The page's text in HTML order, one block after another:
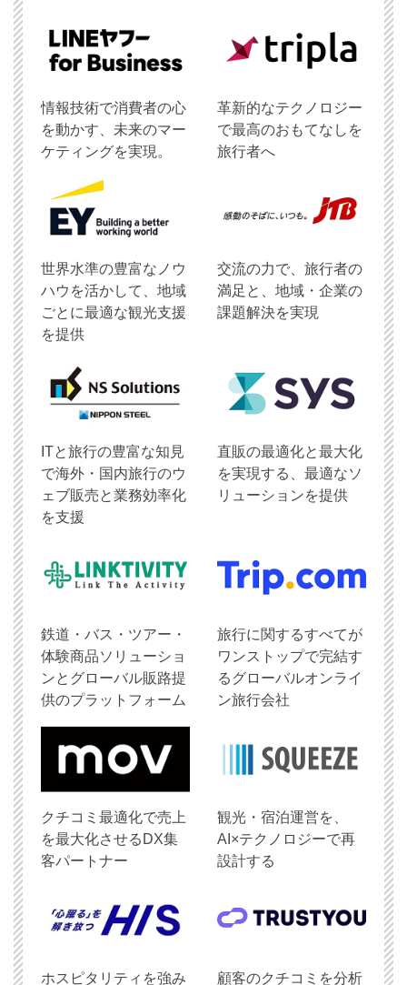
情報技術で消費者の心
を動かす、未来のマー
ケティングを実現。
革新的なテクノロジー
で最高のおもてなしを
旅行者へ
世界水準の豊富なノウ
ハウを活かして、地域
ごとに最適な観光支援
を提供
交流の力で、旅行者の
満足と、地域・企業の
課題解決を実現
ITと旅行の豊富な知見
で海外・国内旅行のウ
ェブ販売と業務効率化
を支援
直販の最適化と最大化
を実現する、最適なソ
リューションを提供
鉄道・バス・ツアー・
体験商品ソリューショ
ンとグローバル販路提
供のプラットフォーム
旅行に関するすべてが
ワンストップで完結す
るグローバルオンライ
ン旅行会社
クチコミ最適化で売上
を最大化させるDX集
客パートナー
観光・宿泊運営を、
AI×テクノロジーで再
設計する
ホスピタリティを強み
顧客のクチコミを分析